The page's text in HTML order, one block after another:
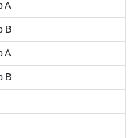
A
B
A
B